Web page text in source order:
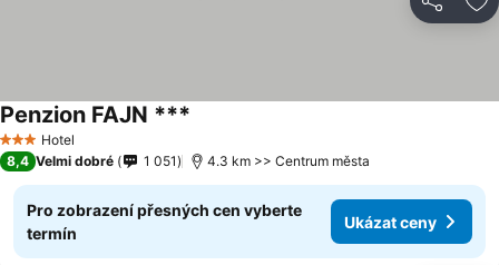
Sdílet
3 Počet hvězdiček
Hotel
Penzion FAJN ***
8,4 Velmi dobré 1 051 4.3 km >> Centrum města
Pro zobrazení přesných cen vyberte
termín
Ukázat ceny